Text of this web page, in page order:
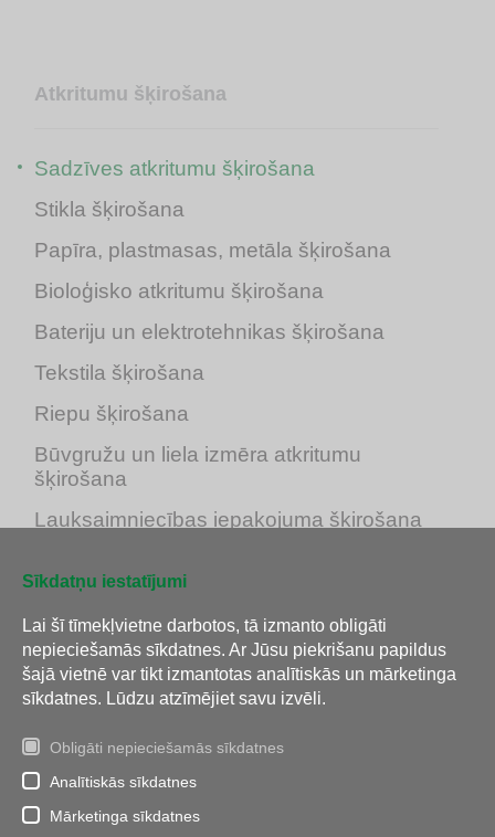
Atkritumu šķirošana
Sadzīves atkritumu šķirošana
Stikla šķirošana
Papīra, plastmasas, metāla šķirošana
Bioloģisko atkritumu šķirošana
Bateriju un elektrotehnikas šķirošana
Tekstila šķirošana
Riepu šķirošana
Būvgružu un liela izmēra atkritumu
šķirošana
Lauksaimniecības iepakojuma šķirošana
Tālrunis:26 112 288
E-pasts:info@jumis.lv
Sīkdatņu iestatījumi
Lai šī tīmekļvietne darbotos, tā izmanto obligāti
nepieciešamās sīkdatnes. Ar Jūsu piekrišanu papildus
šajā vietnē var tikt izmantotas analītiskās un mārketinga
sīkdatnes. Lūdzu atzīmējiet savu izvēli.
Obligāti nepieciešamās sīkdatnes
Analītiskās sīkdatnes
Mārketinga sīkdatnes